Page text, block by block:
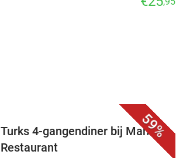
59%
Turks 4-gangendiner bij Mahzen
Restaurant